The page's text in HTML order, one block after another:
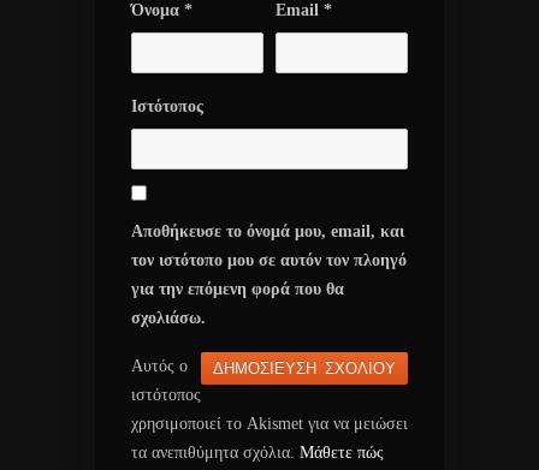
Όνομα * Email *
Ιστότοπος
Αποθήκευσε το όνομά μου, email, και
τον ιστότοπο μου σε αυτόν τον πλοηγό
για την επόμενη φορά που θα
σχολιάσω.
Αυτός ο
ιστότοπος
χρησιμοποιεί το Akismet για να μειώσει
τα ανεπιθύμητα σχόλια. Μάθετε πώς